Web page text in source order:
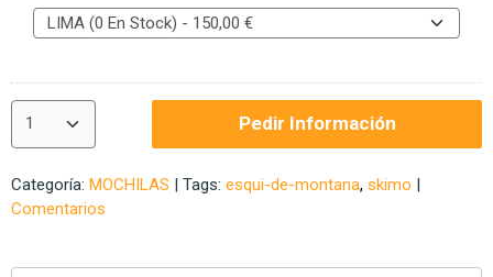
Pedir Información
Categoría: MOCHILAS | Tags: esqui-de-montana skimo |
Comentarios